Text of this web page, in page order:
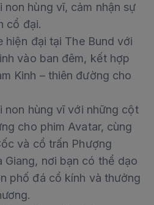
non hùng vĩ, cảm nhận sự
cổ đại.
hiện đại tại The Bund với
vào ban đêm, kết hợp
Kinh – thiên đường cho
non hùng vĩ với những cột
cho phim Avatar, cùng
và cổ trấn Phượng
Giang, nơi bạn có thể dạo
phố đá cổ kính và thưởng